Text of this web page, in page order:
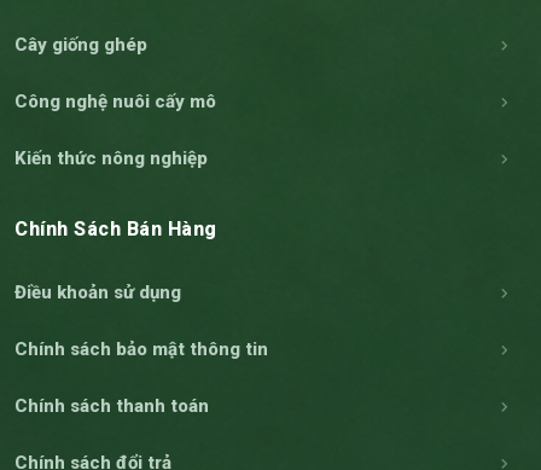
Cây giống ghép
Công nghệ nuôi cấy mô
Kiến thức nông nghiệp
Chính Sách Bán Hàng
Điều khoản sử dụng
Chính sách bảo mật thông tin
Chính sách thanh toán
Chính sách đổi trả